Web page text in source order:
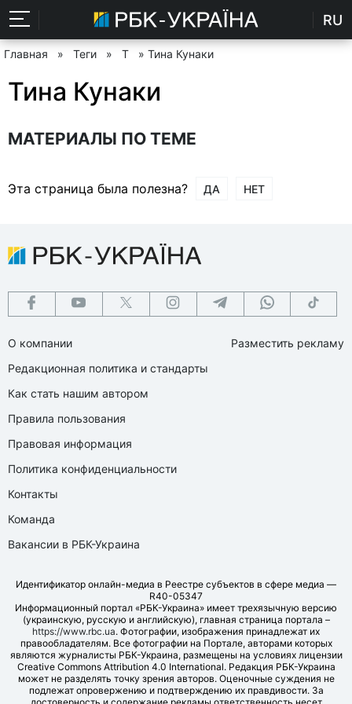
RU
Главная » Теги » Т » Тина Кунаки
Тина Кунаки
МАТЕРИАЛЫ ПО ТЕМЕ
Эта страница была полезна? ДА НЕТ
О компании
Редакционная политика и стандарты
Как стать нашим автором
Правила пользования
Правовая информация
Политика конфиденциальности
Контакты
Команда
Вакансии в РБК-Украина
Разместить рекламу
Идентификатор онлайн-медиа в Реестре субъектов в сфере медиа —
R40-05347
Информационный портал «РБК-Украина» имеет трехязычную версию
(украинскую, русскую и английскую), главная страница портала –
https://www.rbc.ua. Фотографии, изображения принадлежат их
правообладателям. Все фотографии на Портале, авторами которых
являются журналисты РБК-Украина, размещены на условиях лицензии
Creative Commons Attribution 4.0 International. Редакция РБК-Украина
может не разделять точку зрения авторов. Оценочные суждения не
подлежат опровержению и подтверждению их правдивости. За